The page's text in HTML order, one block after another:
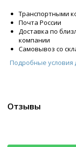
Транспортными
Почта России
Доставка по
компании
Самовывоз со
Подробные условия
Отзывы